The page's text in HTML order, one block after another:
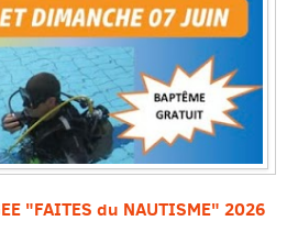
"FAITES du NAUTISME" 2026